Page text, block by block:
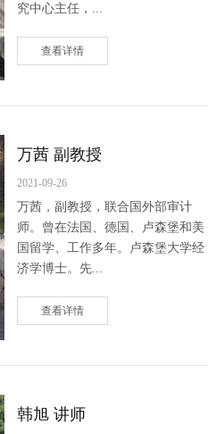
究中心主任，...
查看详情
万茜 副教授
2021-09-26
万茜，副教授，联合国外部审计
师。曾在法国、德国、卢森堡和美
国留学、工作多年。卢森堡大学经
济学博士。先...
查看详情
韩旭 讲师